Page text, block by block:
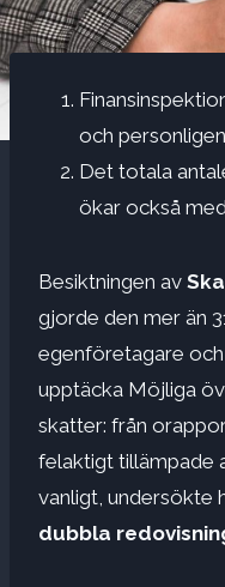
och personligen
Det totala
ökar också
Besiktningen av
gjorde den mer än
egenföretagare
upptäcka Möjliga
skatter: från
felaktigt tillämpade
vanligt, undersökte
dubbla